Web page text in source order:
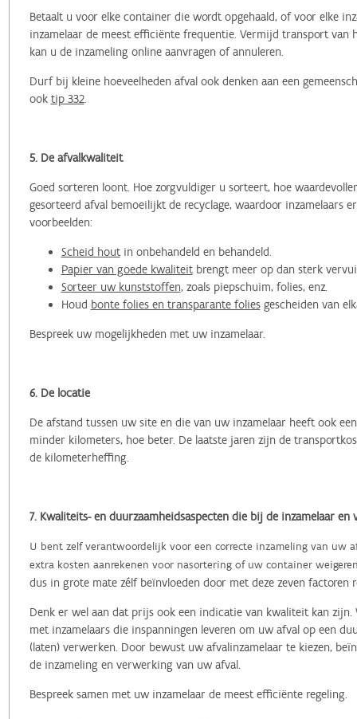
Betaalt u voor elke container die wordt opgehaald, of voor elke
inzamelaar de meest efficiënte frequentie. Vermijd transport van
kan u de inzameling online aanvragen of annuleren.
Durf bij kleine hoeveelheden afval ook denken aan een
ook tip 332.
5. De afvalkwaliteit
Goed sorteren loont. Hoe zorgvuldiger u sorteert, hoe
gesorteerd afval bemoeilijkt de recyclage, waardoor inzamelaars
voorbeelden:
Scheid houtin onbehandeld en behandeld.
Papier van goede kwaliteitbrengt meer op dan sterk
Sorteer uw kunststoffen, zoals piepschuim, folies, enz.
Houd bonte folies en transparante foliesgescheiden van
Bespreek uw mogelijkheden met uw inzamelaar.
6. De locatie
De afstand tussen uw site en die van uw inzamelaar heeft ook
minder kilometers, hoe beter. De laatste jaren zijn de
de kilometerheffing.
7. Kwaliteits- en duurzaamheidsaspecten die bij de inzamelaar
U bent zelf verantwoordelijk voor een correcte inzameling van uw
extra kosten aanrekenen voor nasortering of uw container
dus in grote mate zélf beïnvloeden door met deze zeven factoren
Denk er wel aan dat prijs ook een indicatie van kwaliteit kan zijn.
met inzamelaars die inspanningen leveren om uw afval op een
(laten) verwerken. Door bewust uw afvalinzamelaar te kiezen,
de inzameling en verwerking van uw afval.
Bespreek samen met uw inzamelaar de meest efficiënte regeling.